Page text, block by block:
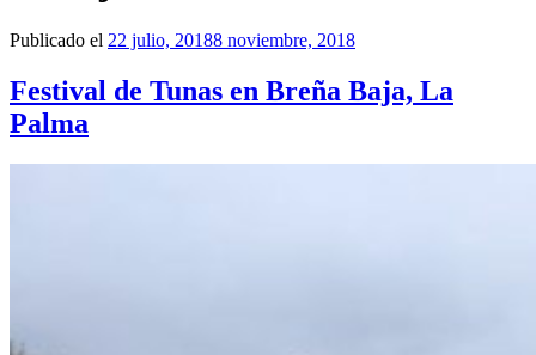
Publicado el 22 julio, 20188 noviembre, 2018
Festival de Tunas en Breña Baja, La
Palma